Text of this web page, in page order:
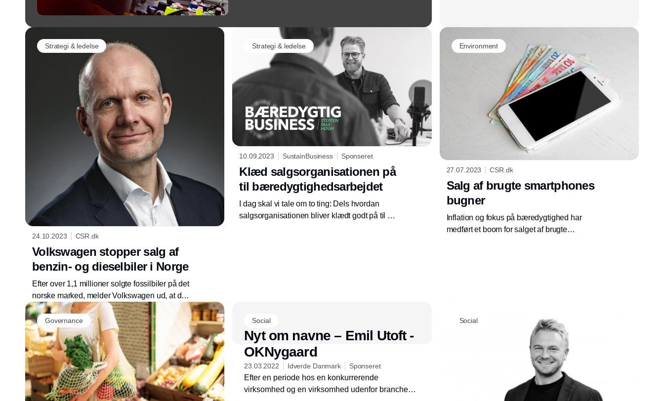
Strategi & ledelse
24.10.2023 CSR.dk
Volkswagen stopper salg af
benzin- og dieselbiler i Norge
Efter over 1,1 millioner solgte fossilbiler på det
norske marked, melder Volkswagen ud, at det
er slut fra 1. januar 2024.
Strategi & ledelse
10.09.2023 SustainBusiness Sponseret
Klæd salgsorganisationen på
til bæredygtighedsarbejdet
I dag skal vi tale om to ting: Dels hvordan
salgsorganisationen bliver klædt godt på til at
Environment
27.07.2023 CSR.dk
Salg af brugte smartphones
bugner
Inflation og fokus på bæredygtighed har
medført et boom for salget af brugte
Governance
Social
Nyt om navne – Emil Utoft -
OKNygaard
23.03.2022 Idverde Danmark Sponseret
Efter en periode hos en konkurrerende
virksomhed og en virksomhed udenfor branchen
Social